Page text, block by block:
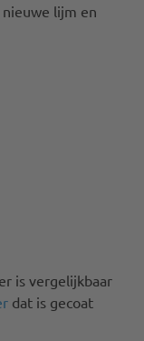
lijm en
is vergelijkbaar
dat is gecoat